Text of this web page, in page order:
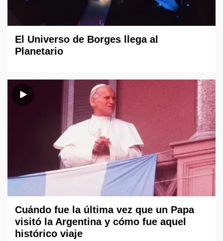
El Universo de Borges llega al
Planetario
Cuándo fue la última vez que un Papa
visitó la Argentina y cómo fue aquel
histórico viaje